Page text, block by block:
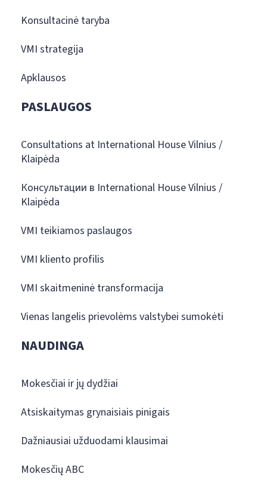
Konsultacinė taryba
VMI strategija
Apklausos
PASLAUGOS
Consultations at International House Vilnius /
Klaipėda
Консультации в International House Vilnius /
Klaipėda
VMI teikiamos paslaugos
VMI kliento profilis
VMI skaitmeninė transformacija
Vienas langelis prievolėms valstybei sumokėti
NAUDINGA
Mokesčiai ir jų dydžiai
Atsiskaitymas grynaisiais pinigais
Dažniausiai užduodami klausimai
Mokesčių ABC